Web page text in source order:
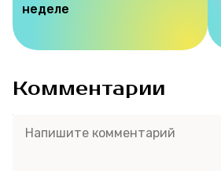
неделе
Комментарии